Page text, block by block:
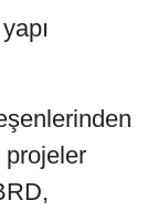
projeler